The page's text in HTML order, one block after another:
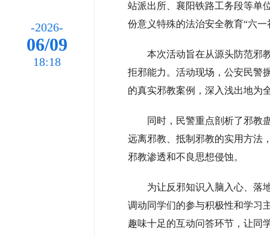
-2026-
06/09
18:18
站派出所、襄阳铁路工务段等单
份意义特殊的法治安全教育“六一
本次活动旨在从源头防范邪
拒邪能力。活动现场，公安民警
的真实邪教案例，深入浅出地为
同时，民警重点剖析了邪教
远离邪教、抵制邪教的实用方法
邪教渗透和不良思想侵蚀。
为让反邪知识入脑入心、落
调动同学们的参与积极性和学习
趣味十足的互动问答环节，让同